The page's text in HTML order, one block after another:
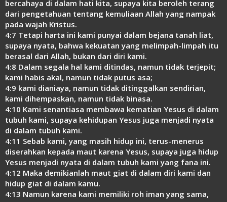
bercahaya di dalam hati kita, supaya kita beroleh terang
dari pengetahuan tentang kemuliaan Allah yang nampak
pada wajah Kristus.
4:7 Tetapi harta ini kami punyai dalam bejana tanah liat,
supaya nyata, bahwa kekuatan yang melimpah-limpah itu
berasal dari Allah, bukan dari diri kami.
4:8 Dalam segala hal kami ditindas, namun tidak terjepit;
kami habis akal, namun tidak putus asa;
4:9 kami dianiaya, namun tidak ditinggalkan sendirian,
kami dihempaskan, namun tidak binasa.
4:10 Kami senantiasa membawa kematian Yesus di dalam
tubuh kami, supaya kehidupan Yesus juga menjadi nyata
di dalam tubuh kami.
4:11 Sebab kami, yang masih hidup ini, terus-menerus
diserahkan kepada maut karena Yesus, supaya juga hidup
Yesus menjadi nyata di dalam tubuh kami yang fana ini.
4:12 Maka demikianlah maut giat di dalam diri kami dan
hidup giat di dalam kamu.
4:13 Namun karena kami memiliki roh iman yang sama,